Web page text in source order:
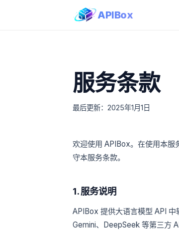
APIBox
服务条款
最后更新：2025年1月1日
欢迎使用 APIBox。在使用本服
守本服务条款。
1. 服务说明
APIBox 提供大语言模型 API 中
Gemini、DeepSeek 等第三方